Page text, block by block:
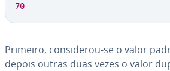
70
Primeiro, con­si­de­rou-se o valor
depois outras duas vezes o valor